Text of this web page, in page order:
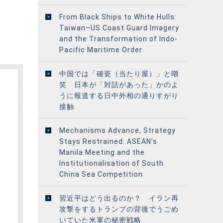
From Black Ships to White Hulls:
Taiwan–US Coast Guard Imagery
and the Transformation of Indo-
Pacific Maritime Order
中国では「碰瓷（当たり屋）」と嘲
笑 日本が「対話があった」かのよ
うに報道する日中外相の通りすがり
接触
Mechanisms Advance, Strategy
Stays Restrained: ASEAN’s
Manila Meeting and the
Institutionalisation of South
China Sea Competition
習近平はどう出るのか？ イラン再
攻撃をするトランプの背後でうごめ
いていた米軍の秘密戦略